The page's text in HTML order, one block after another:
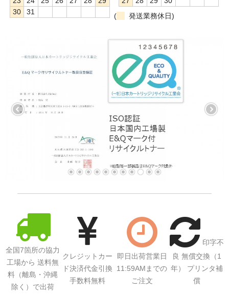
30
31
(
発送業務休日)
全国7箇所の協力
工場から 送料無
料（離島・沖縄
除く）で出荷
クレジットカー
ド決済代金引換
手数料無料
即日出荷営業日
11:59AMまでの
ご注文
印字不
良 無償交換（1
年） プリンタ補
償